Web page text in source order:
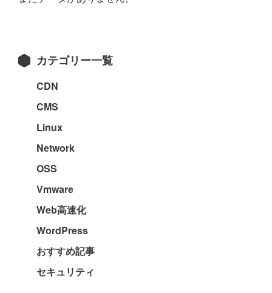
の
ド カテゴリー一覧
CDN
CMS
Linux
Network
OSS
Vmware
Web高速化
WordPress
おすすめ記事
セキュリティ